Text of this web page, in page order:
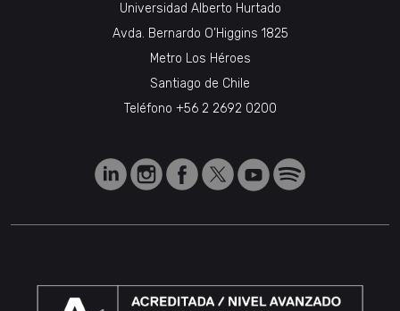
Universidad Alberto Hurtado
Avda. Bernardo O’Higgins 1825
Metro Los Héroes
Santiago de Chile
Teléfono +56 2 2692 0200